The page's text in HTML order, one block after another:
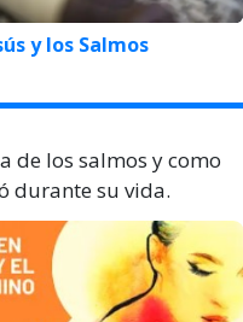
y los Salmos
de los salmos y como
durante su vida.